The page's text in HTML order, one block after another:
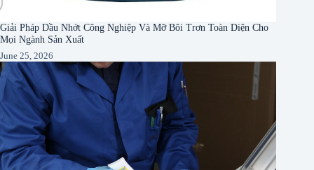
Giải Pháp Dầu Nhớt Công Nghiệp Và Mỡ Bôi Trơn Toàn Diện Cho
Mọi Ngành Sản Xuất
June 25, 2026